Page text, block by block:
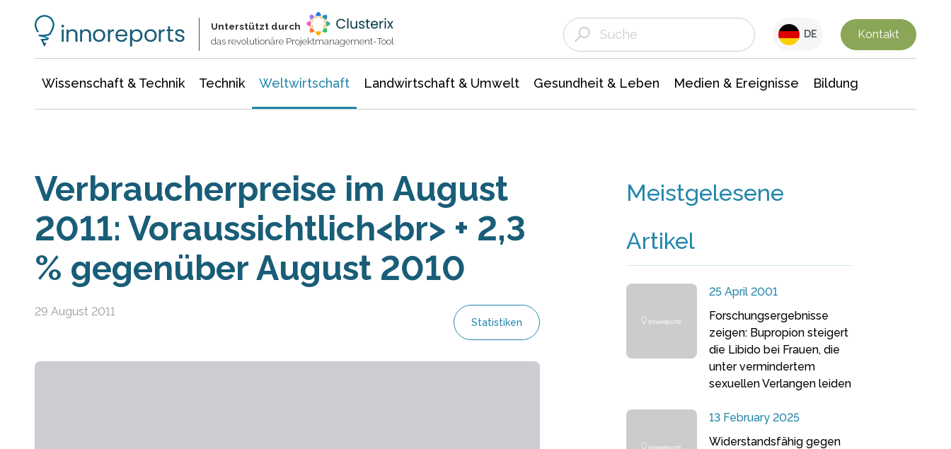
Unterstützt durch
das revolutionäre Projektmanagement-Tool
DE Kontakt
Wissenschaft & Technik Technik Weltwirtschaft Landwirtschaft & Umwelt Gesundheit & Leben Medien & Ereignisse Bildung
Verbraucherpreise im August
2011: Voraussichtlich<br> + 2,3
% gegenüber August 2010
29 August 2011
Statistiken
Meistgelesene
Artikel
25 April 2001
Forschungsergebnisse
zeigen: Bupropion steigert
die Libido bei Frauen, die
unter vermindertem
sexuellen Verlangen leiden
13 February 2025
Widerstandsfähig gegen